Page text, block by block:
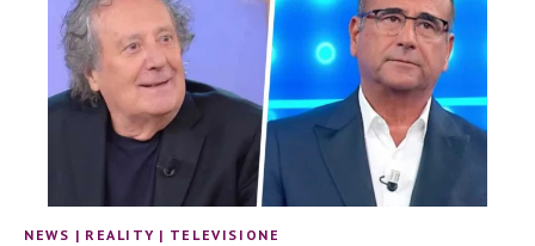
NEWS | REALITY | TELEVISIONE